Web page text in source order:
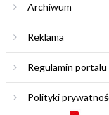
Archiwum
Reklama
Regulamin portalu
Polityki